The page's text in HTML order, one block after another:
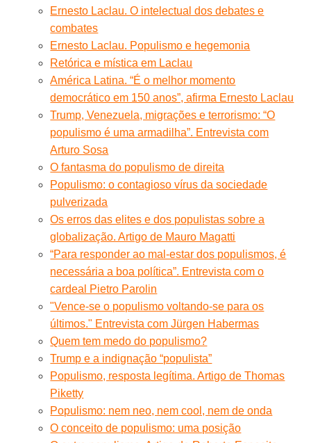
Ernesto Laclau. O intelectual dos debates e
combates
Ernesto Laclau. Populismo e hegemonia
Retórica e mística em Laclau
América Latina. “É o melhor momento
democrático em 150 anos”, afirma Ernesto Laclau
Trump, Venezuela, migrações e terrorismo: “O
populismo é uma armadilha”. Entrevista com
Arturo Sosa
O fantasma do populismo de direita
Populismo: o contagioso vírus da sociedade
pulverizada
Os erros das elites e dos populistas sobre a
globalização. Artigo de Mauro Magatti
“Para responder ao mal-estar dos populismos, é
necessária a boa política”. Entrevista com o
cardeal Pietro Parolin
"Vence-se o populismo voltando-se para os
últimos." Entrevista com Jürgen Habermas
Quem tem medo do populismo?
Trump e a indignação “populista”
Populismo, resposta legítima. Artigo de Thomas
Piketty
Populismo: nem neo, nem cool, nem de onda
O conceito de populismo: uma posição